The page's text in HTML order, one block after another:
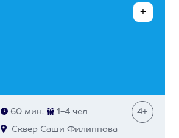
60 мин. 1-4 чел 4+
Сквер Саши Филиппова